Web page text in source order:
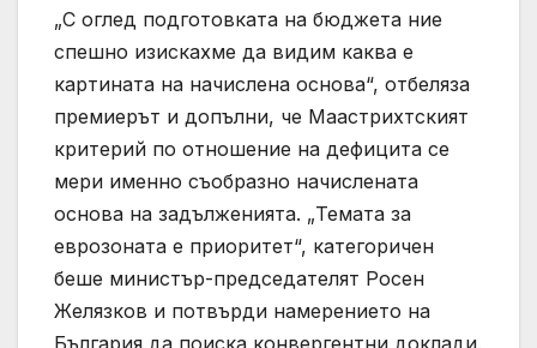
„С оглед подготовката на бюджета ние
спешно изискахме да видим каква е
картината на начислена основа“, отбеляза
премиерът и допълни, че Маастрихтският
критерий по отношение на дефицита се
мери именно съобразно начислената
основа на задълженията. „Темата за
еврозоната е приоритет“, категоричен
беше министър-председателят Росен
Желязков и потвърди намерението на
България да поиска конвергентни доклади.